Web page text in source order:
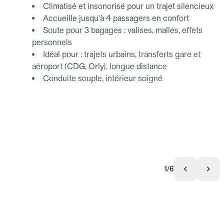
Climatisé et insonorisé pour un trajet silencieux
Accueille jusqu'à 4 passagers en confort
Soute pour 3 bagages : valises, malles, effets
personnels
Idéal pour : trajets urbains, transferts gare et
aéroport (CDG, Orly), longue distance
Conduite souple, intérieur soigné
1/6